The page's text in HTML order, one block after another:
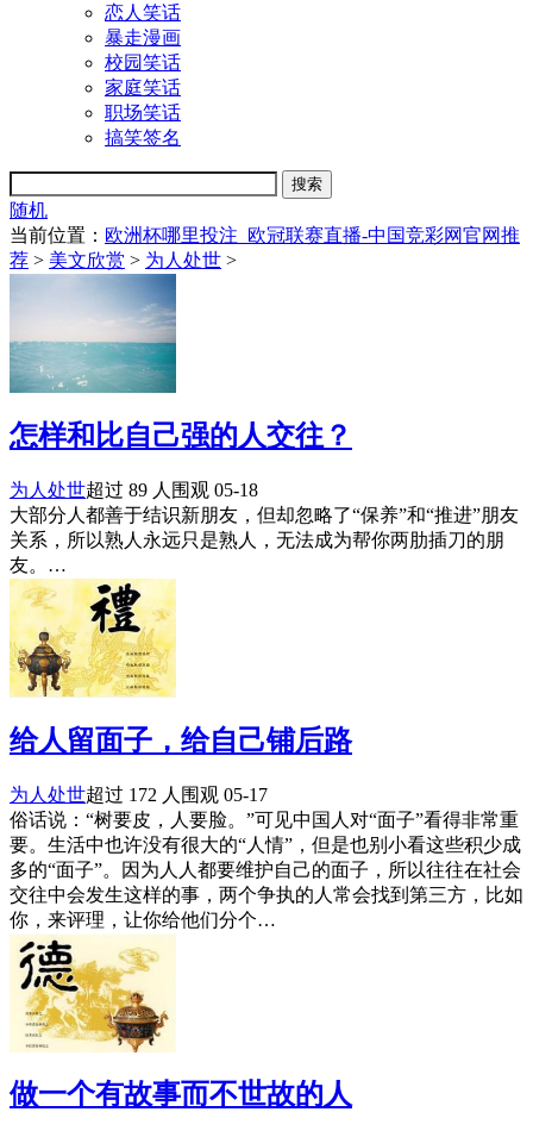
恋人笑话
暴走漫画
校园笑话
家庭笑话
职场笑话
搞笑签名
随机
当前位置： 欧洲杯哪里投注_欧冠联赛直播-中国竞彩网官网推
荐 > 美文欣赏 > 为人处世 >
怎样和比自己强的人交往？
为人处世超过 89 人围观 05-18
大部分人都善于结识新朋友，但却忽略了“保养”和“推进”朋友
关系，所以熟人永远只是熟人，无法成为帮你两肋插刀的朋
友。…
给人留面子，给自己铺后路
为人处世超过 172 人围观 05-17
俗话说：“树要皮，人要脸。”可见中国人对“面子”看得非常重
要。生活中也许没有很大的“人情”，但是也别小看这些积少成
多的“面子”。因为人人都要维护自己的面子，所以往往在社会
交往中会发生这样的事，两个争执的人常会找到第三方，比如
你，来评理，让你给他们分个…
做一个有故事而不世故的人